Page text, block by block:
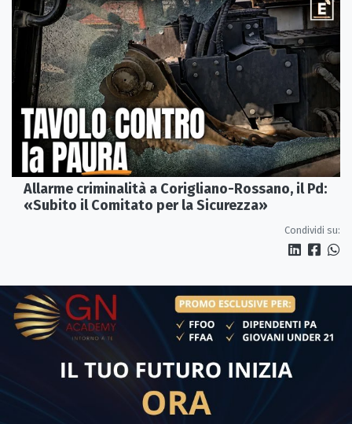
Allarme criminalità a Corigliano-Rossano, il Pd:
«Subito il Comitato per la Sicurezza»
Condividi su: